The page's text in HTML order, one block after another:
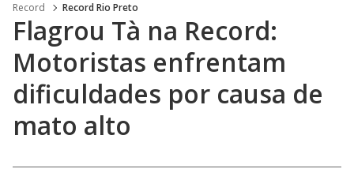
Record Record Rio Preto
Flagrou Tà na Record:
Motoristas enfrentam
dificuldades por causa de
mato alto